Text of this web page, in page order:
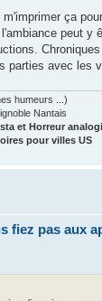
ça
peut y
parties avec les
humeurs ...)
Nantais
et Horreur
pour villes US
fiez pas aux